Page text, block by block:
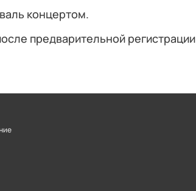
концертом.
предварительной регистрации